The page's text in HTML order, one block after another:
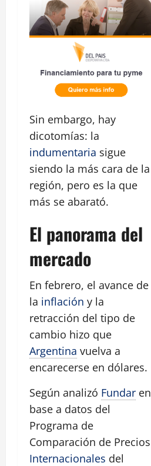
Sin embargo, hay
dicotomías: la
indumentaria sigue
siendo la más cara de la
región, pero es la que
más se abarató.
El panorama del
mercado
En febrero, el avance de
la inflación y la
retracción del tipo de
cambio hizo que
Argentina vuelva a
encarecerse en dólares.
Según analizó Fundar en
base a datos del
Programa de
Comparación de Precios
Internacionales del